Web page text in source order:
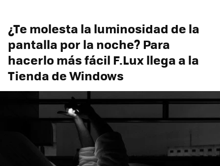
¿Te molesta la luminosidad de la
pantalla por la noche? Para
hacerlo más fácil F.Lux llega a la
Tienda de Windows